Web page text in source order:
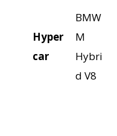
Hyper
car
BMW
M
Hybri
d V8